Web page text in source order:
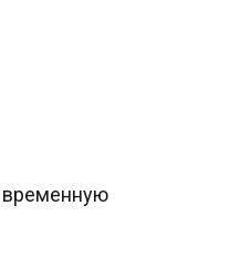
временную